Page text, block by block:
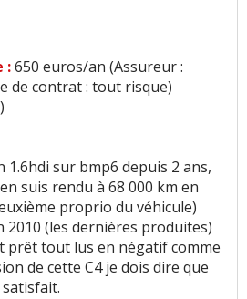
:650 euros/an (Assureur :
de contrat : tout risque)
1.6hdi sur bmp6 depuis 2 ans,
suis rendu à 68 000 km en
proprio du véhicule)
2010 (les dernières produites)
prêt tout lus en négatif comme
de cette C4 je dois dire que